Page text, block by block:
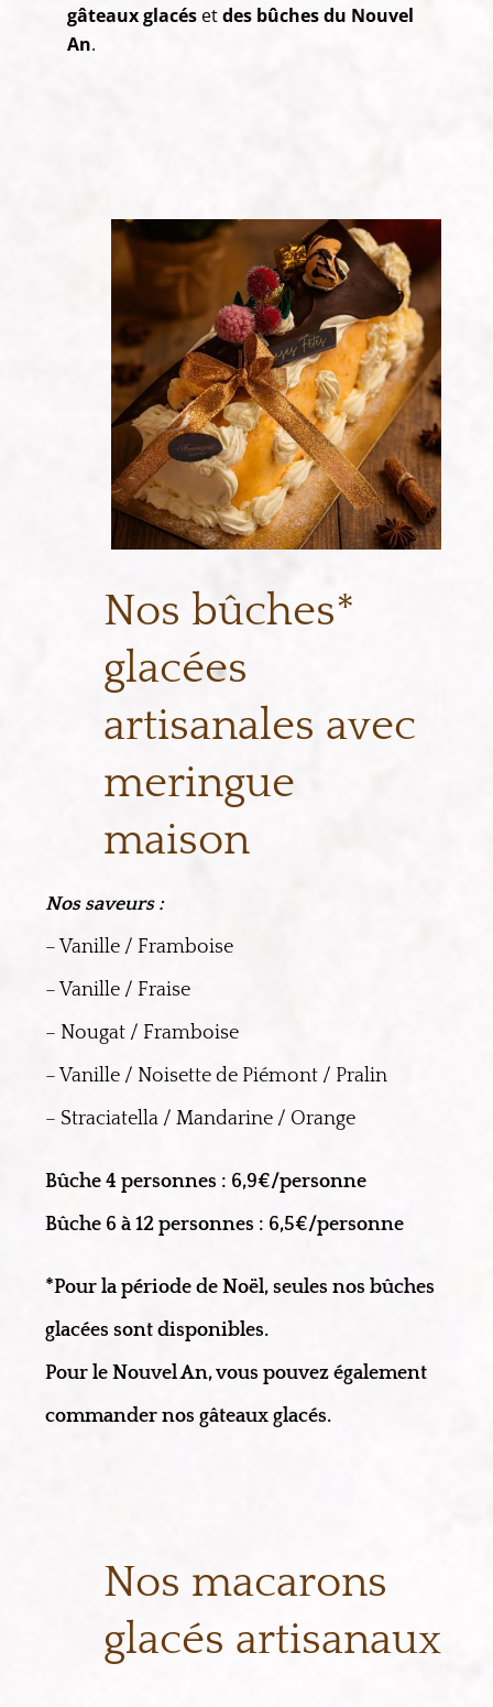
gâteaux glacés etdes bûches du Nouvel
An.
Nos bûches*
glacées
artisanales avec
meringue
maison
Nos saveurs :
– Vanille / Framboise
– Vanille / Fraise
– Nougat / Framboise
– Vanille / Noisette de Piémont / Pralin
– Straciatella / Mandarine / Orange
Bûche 4 personnes : 6,9€/personne
Bûche 6 à 12 personnes : 6,5€/personne
*Pour la période de Noël, seules nos bûches
glacées sont disponibles.
Pour le Nouvel An, vous pouvez également
commander nos gâteaux glacés.
Nos macarons
glacés artisanaux